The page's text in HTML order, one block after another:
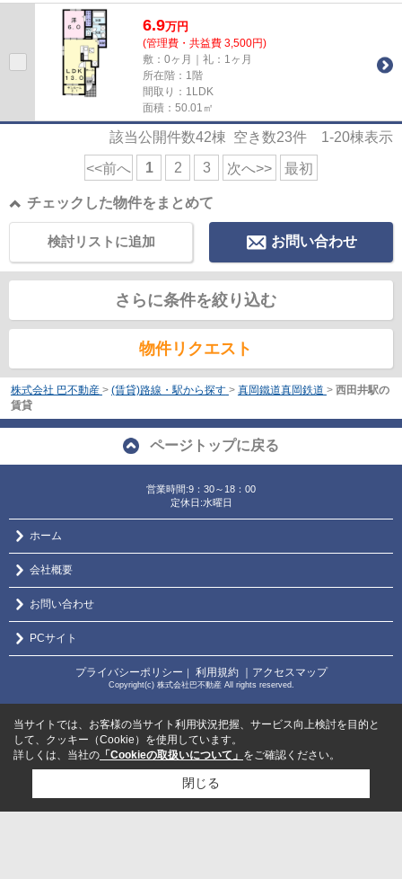
るのであれば、真岡近くにある...
6.9万円
(管理費・共益費 3,500円)
敷：0ヶ月｜礼：1ヶ月
所在階：1階
間取り：1LDK
面積：50.01㎡
該当公開件数42棟 空き数23件 1-20棟表示
<<前へ 1 2 3 次へ>> 最初
チェックした物件をまとめて
お問い合わせ
検討リストに追加
さらに条件を絞り込む
物件リクエスト
株式会社 巴不動産 > (賃貸)路線・駅から探す > 真岡鐵道真岡鉄道 > 西田井駅の
賃貸
ページトップに戻る
営業時間:9：30～18：00
定休日:水曜日
ホーム
会社概要
お問い合わせ
PCサイト
プライバシーポリシー ｜ 利用規約 ｜アクセスマップ
Copyright(c) 株式会社巴不動産 All rights reserved.
当サイトでは、お客様の当サイト利用状況把握、サービス向上検討を目的と
して、クッキー（Cookie）を使用しています。
詳しくは、当社の 「Cookieの取扱いについて」 をご確認ください。
閉じる